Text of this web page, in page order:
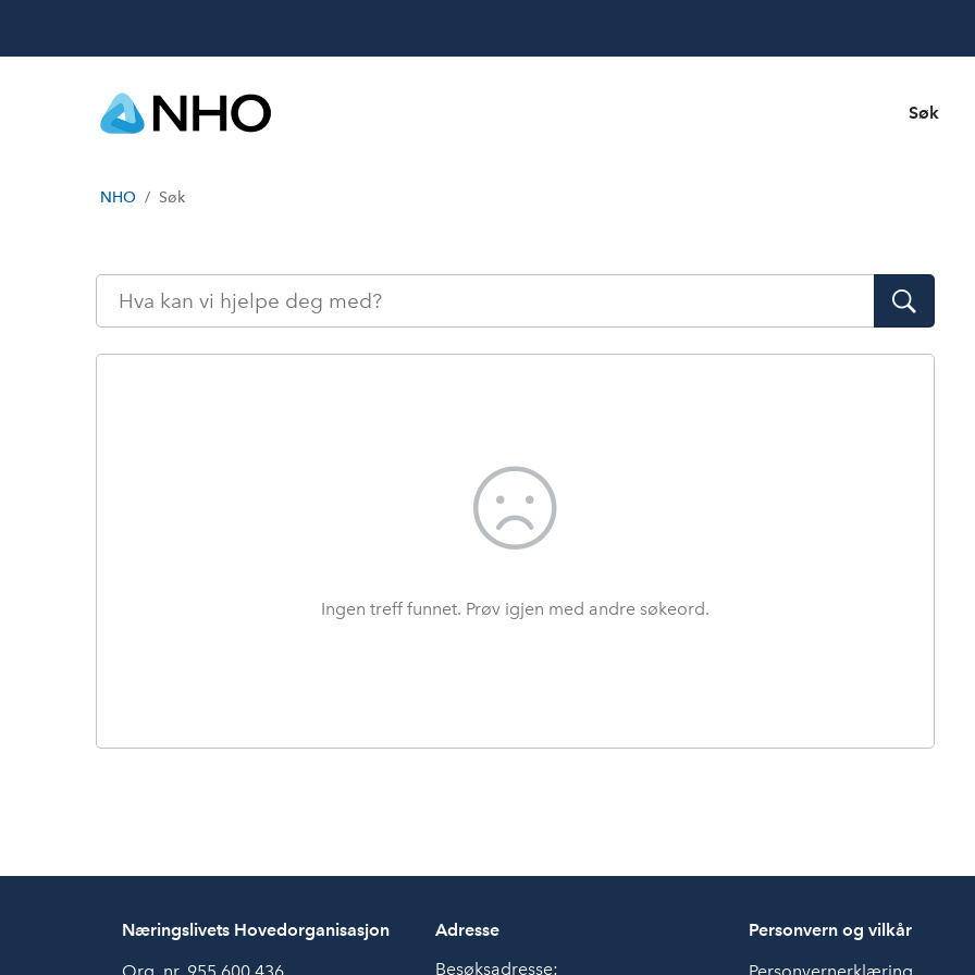
Søk
NHO Søk
Søk
Ingen treff funnet. Prøv igjen med andre søkeord.
Næringslivets Hovedorganisasjon
Adresse
Besøksadresse:
Personvern og vilkår